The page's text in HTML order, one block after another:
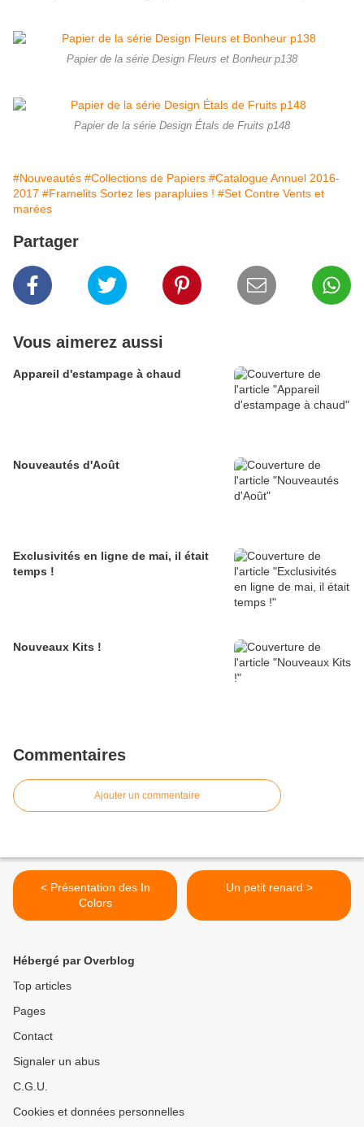
Papier de la série Design Fleurs et Bonheur p138
Papier de la série Design Étals de Fruits p148
#Nouveautés #Collections de Papiers #Catalogue Annuel 2016-
2017 #Framelits Sortez les parapluies ! #Set Contre Vents et
marées
Partager
Vous aimerez aussi
Appareil d'estampage à chaud
Nouveautés d'Août
Exclusivités en ligne de mai, il était
temps !
Nouveaux Kits !
Commentaires
Ajouter un commentaire
< Présentation des In
Colors
Un petit renard >
Hébergé par Overblog
Top articles
Pages
Contact
Signaler un abus
C.G.U.
Cookies et données personnelles